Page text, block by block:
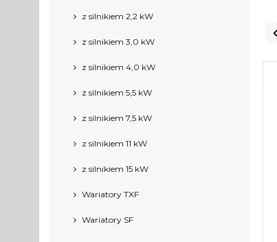
z silnikiem 2,2 kW
z silnikiem 3,0 kW
z silnikiem 4,0 kW
z silnikiem 5,5 kW
z silnikiem 7,5 kW
z silnikiem 11 kW
z silnikiem 15 kW
Wariatory TXF
Wariatory SF